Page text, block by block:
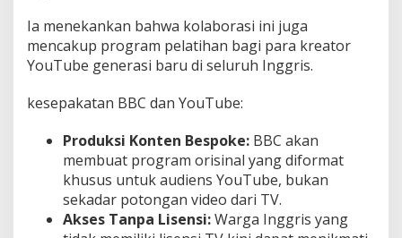
Ia menekankan bahwa kolaborasi ini juga
mencakup program pelatihan bagi para kreator
YouTube generasi baru di seluruh Inggris.
kesepakatan BBC dan YouTube:
Produksi Konten Bespoke: BBC akan
membuat program orisinal yang diformat
khusus untuk audiens YouTube, bukan
sekadar potongan video dari TV.
Akses Tanpa Lisensi:Warga Inggris yang